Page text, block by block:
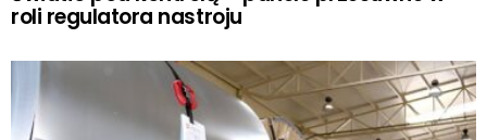
roli regulatora nastroju